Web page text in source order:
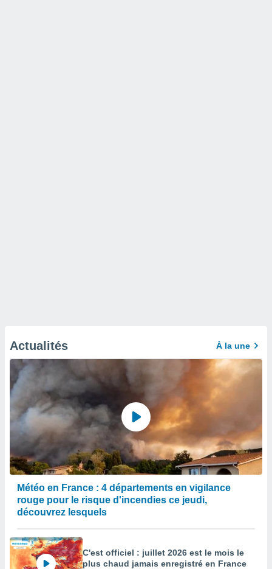
Actualités À la une
Météo en France : 4 départements en vigilance
rouge pour le risque d'incendies ce jeudi,
découvrez lesquels
C'est officiel : juillet 2026 est le mois le
plus chaud jamais enregistré en France